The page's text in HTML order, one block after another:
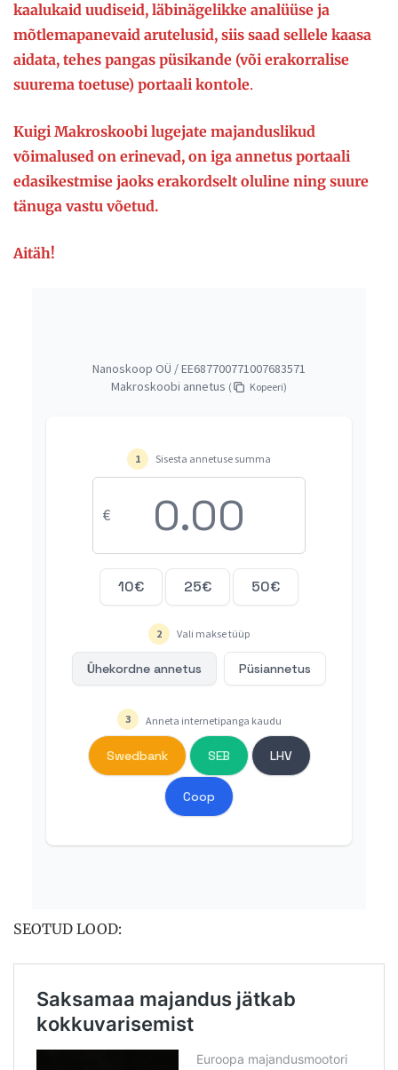
kaalukaid uudiseid, läbinägelikke analüüse ja
mõtlemapanevaid arutelusid, siis saad sellele kaasa
aidata, tehes pangas püsikande (või erakorralise
suurema toetuse) portaali kontole.
Kuigi Makroskoobi lugejate majanduslikud
võimalused on erinevad, on iga annetus portaali
edasikestmise jaoks erakordselt oluline ning suure
tänuga vastu võetud.
Aitäh!
SEOTUD LOOD: